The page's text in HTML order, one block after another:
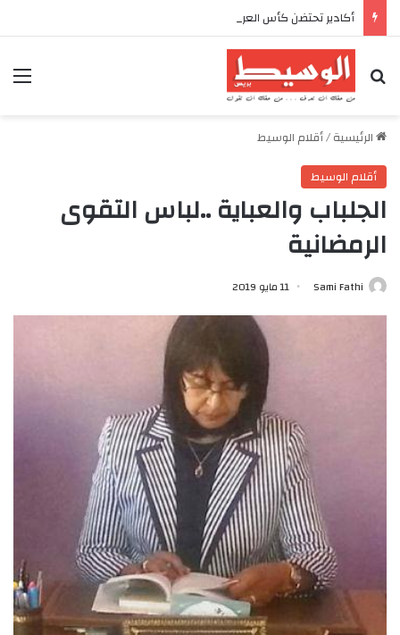
بحث عن
الرئيسية/أقلام الوسيط
أقلام الوسيط
الجلباب والعباية ..لباس التقوى
الرمضانية
Sami Fathi 11 مايو 2019